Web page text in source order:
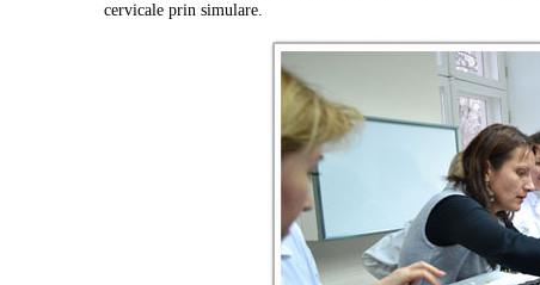
cervicale prin simulare.